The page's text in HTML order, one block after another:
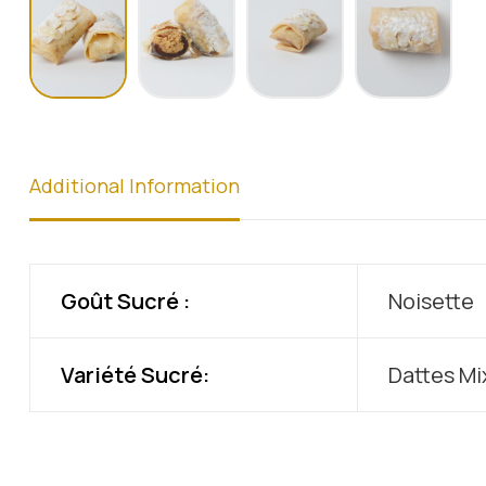
Additional Information
Goût Sucré : Noisette
Variété Sucré: Dattes